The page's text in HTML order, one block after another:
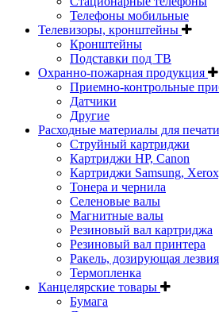
Телефоны мобильные
Телевизоры, кронштейны
Кронштейны
Подставки под ТВ
Охранно-пожарная продукция
Приемно-контрольные
Датчики
Другие
Расходные материалы для печати
Струйный картриджи
Картриджи HP, Canon
Картриджи Samsung,
Тонера и чернила
Селеновые валы
Магнитные валы
Резиновый вал картриджа
Резиновый вал принтера
Ракель, дозирующая лезвия
Термопленка
Канцелярские товары
Бумага